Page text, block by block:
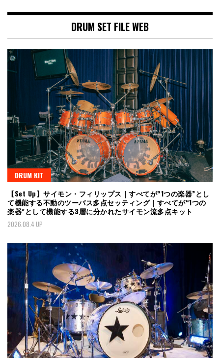
DRUM SET FILE WEB
DRUM KIT
【Set Up】サイモン・フィリップス｜すべてが“1つの楽器”とし
て機能する不動のツーバス多点セッティング｜すべてが“1つの
楽器”として機能する3層に分かれたサイモン流多点キット
2026.08.4 UP